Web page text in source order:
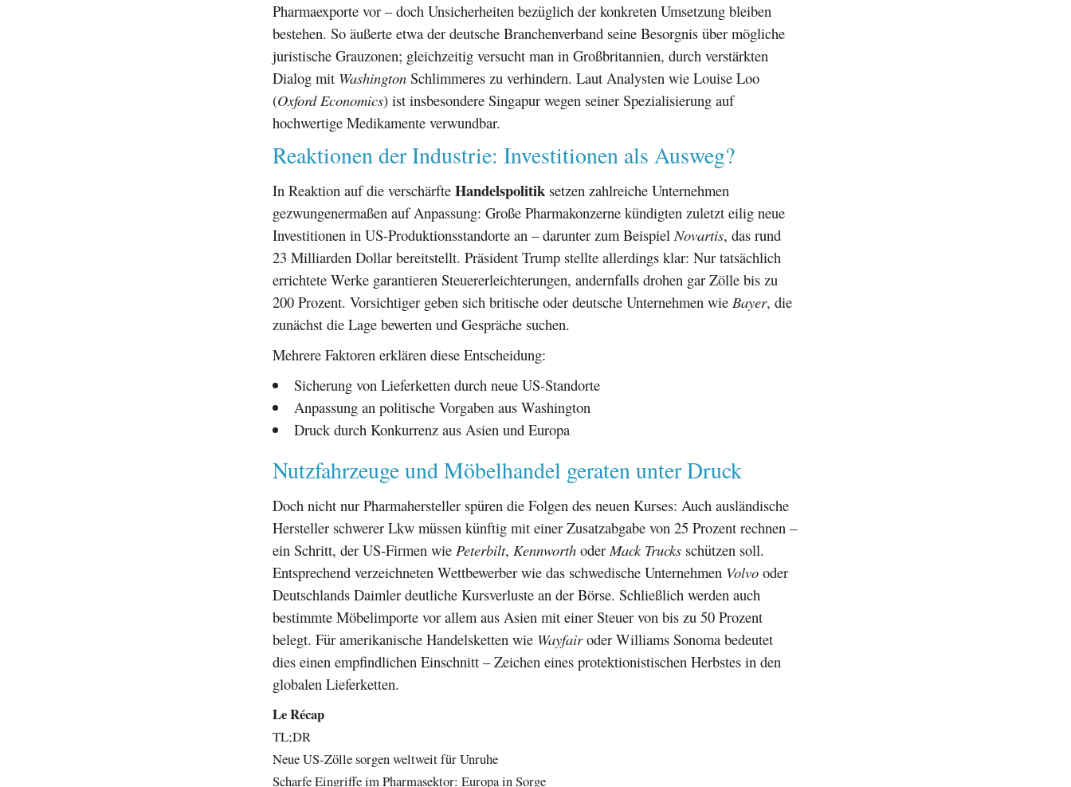
Pharmaexporte vor – doch Unsicherheiten bezüglich der konkreten Umsetzung bleiben
bestehen. So äußerte etwa der deutsche Branchenverband seine Besorgnis über mögliche
juristische Grauzonen; gleichzeitig versucht man in Großbritannien, durch verstärkten
Dialog mit Washington Schlimmeres zu verhindern. Laut Analysten wie Louise Loo
(Oxford Economics) ist insbesondere Singapur wegen seiner Spezialisierung auf
hochwertige Medikamente verwundbar.
Reaktionen der Industrie: Investitionen als Ausweg?
In Reaktion auf die verschärfte Handelspolitik setzen zahlreiche Unternehmen
gezwungenermaßen auf Anpassung: Große Pharmakonzerne kündigten zuletzt eilig neue
Investitionen in US-Produktionsstandorte an – darunter zum Beispiel Novartis, das rund
23 Milliarden Dollar bereitstellt. Präsident Trump stellte allerdings klar: Nur tatsächlich
errichtete Werke garantieren Steuererleichterungen, andernfalls drohen gar Zölle bis zu
200 Prozent. Vorsichtiger geben sich britische oder deutsche Unternehmen wie Bayer, die
zunächst die Lage bewerten und Gespräche suchen.
Mehrere Faktoren erklären diese Entscheidung:
Sicherung von Lieferketten durch neue US-Standorte
Anpassung an politische Vorgaben aus Washington
Druck durch Konkurrenz aus Asien und Europa
Nutzfahrzeuge und Möbelhandel geraten unter Druck
Doch nicht nur Pharmahersteller spüren die Folgen des neuen Kurses: Auch ausländische
Hersteller schwerer Lkw müssen künftig mit einer Zusatzabgabe von 25 Prozent rechnen –
ein Schritt, der US-Firmen wie Peterbilt, Kennworth oder Mack Trucks schützen soll.
Entsprechend verzeichneten Wettbewerber wie das schwedische Unternehmen Volvo oder
Deutschlands Daimler deutliche Kursverluste an der Börse. Schließlich werden auch
bestimmte Möbelimporte vor allem aus Asien mit einer Steuer von bis zu 50 Prozent
belegt. Für amerikanische Handelsketten wie Wayfairoder Williams Sonoma bedeutet
dies einen empfindlichen Einschnitt – Zeichen eines protektionistischen Herbstes in den
globalen Lieferketten.
Le Récap
TL;DR
Neue US-Zölle sorgen weltweit für Unruhe
Scharfe Eingriffe im Pharmasektor: Europa in Sorge